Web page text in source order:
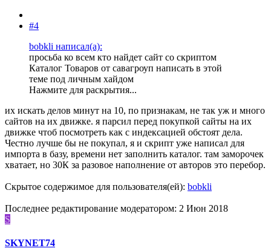
#4
bobkli написал(а):
просьба ко всем кто найдет сайт со скриптом
Каталог Товаров от савагроуп написать в этой
теме под личным хайдом
Нажмите для раскрытия...
их искать делов минут на 10, по признакам, не так уж и много
сайтов на их движке. я парсил перед покупкой сайты на их
движке чтоб посмотреть как с индексацией обстоят дела.
Честно лучше бы не покупал, я и скрипт уже написал для
импорта в базу, времени нет заполнить каталог. там заморочек
хватает, но 30К за разовое наполнение от авторов это перебор.
Скрытое содержимое для пользователя(ей): bobkli
Последнее редактирование модератором: 2 Июн 2018
S
SKYNET74